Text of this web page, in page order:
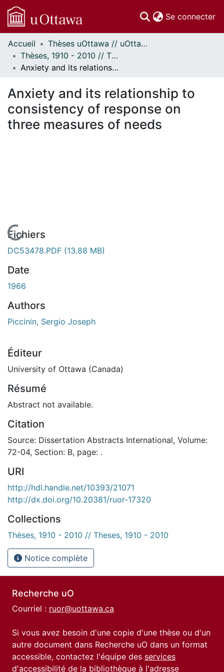
Se connecter
Communautés
et collections
Parcourir
À propos
Accueil
Thèses uOttawa // uOttawa Theses
Thèses, 1910 - 2010 // Theses, 1910 - 2010
Anxiety and its relationship to consistency of response on three measures of needs
Anxiety and its relationship to
consistency of response on
three measures of needs
En cours de chargement...
Fichiers
DC53478.PDF (13.88 MB)
Date
1966
Authors
Piccinin, Sergio Joseph
Éditeur
University of Ottawa (Canada)
Résumé
Abstract not available.
Citation
Source: Dissertation Abstracts International, Volume:
72-04, Section: B, page: .
URI
http://hdl.handle.net/10393/21071
http://dx.doi.org/10.20381/ruor-17320
Collections
Thèses, 1910 - 2010 // Theses, 1910 - 2010
Notice complète
Recherche uO
Courriel : ruor@uottawa.ca
Si vous avez besoin d'une copie d'une thèse ou d'un
autre document dans Recherche uO dans un format
accessible, contactez l'équipe des services
d'accessibilité de la bibliothèque à l'adresse